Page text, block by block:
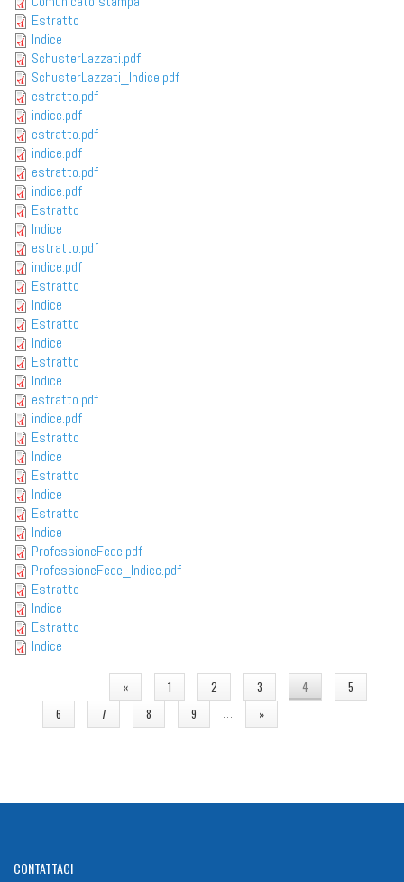
Estratto
Indice
SchusterLazzati.pdf
SchusterLazzati_Indice.pdf
estratto.pdf
indice.pdf
estratto.pdf
indice.pdf
estratto.pdf
indice.pdf
Estratto
Indice
estratto.pdf
indice.pdf
Estratto
Indice
Estratto
Indice
Estratto
Indice
estratto.pdf
indice.pdf
Estratto
Indice
Estratto
Indice
Estratto
Indice
ProfessioneFede.pdf
ProfessioneFede_Indice.pdf
Estratto
Indice
Estratto
Indice
« 1 2 3 4
5
6
7 8 9 … »
CONTATTACI